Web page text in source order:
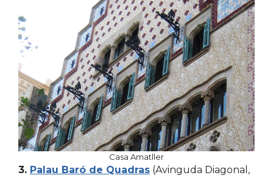
Casa Amatller
3. Palau Baró de Quadras (Avinguda Diagonal,